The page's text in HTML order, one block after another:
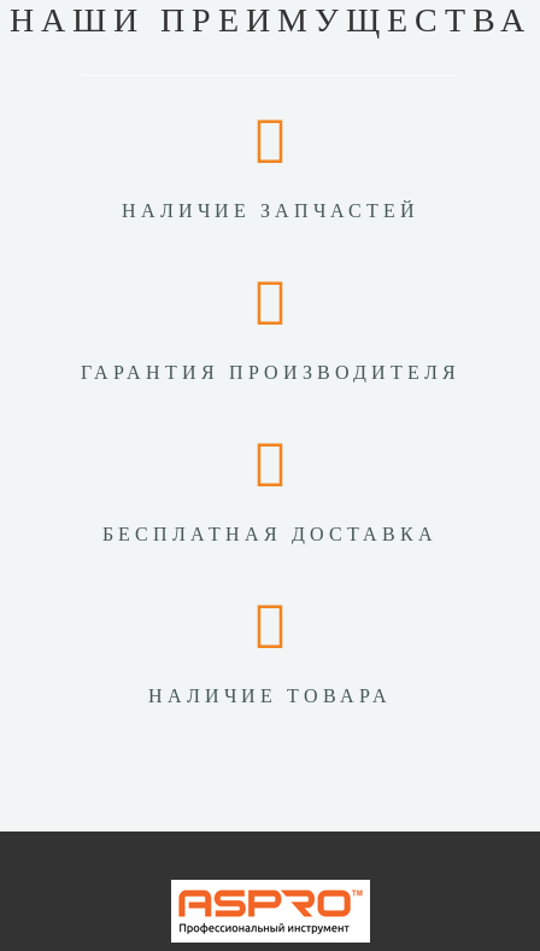
НАШИ ПРЕИМУЩЕСТВА
НАЛИЧИЕ ЗАПЧАСТЕЙ
ГАРАНТИЯ ПРОИЗВОДИТЕЛЯ
БЕСПЛАТНАЯ ДОСТАВКА
НАЛИЧИЕ ТОВАРА